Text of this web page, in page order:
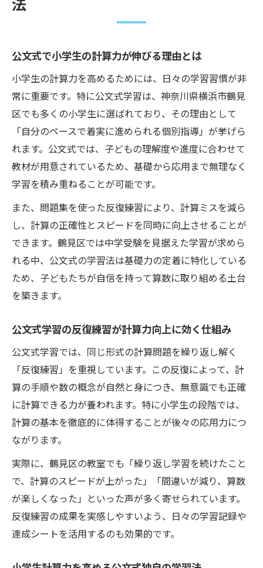
公文式で小学生の計算力が伸びる理由とは
小学生の計算力を高めるためには、日々の学習習慣が非
常に重要です。特に公文式学習は、神奈川県横浜市鶴見
区でも多くの小学生に選ばれており、その理由として
「自分のペースで着実に進められる個別指導」が挙げら
れます。公文式では、子どもの理解度や進度に合わせて
教材が用意されているため、基礎から応用まで無理なく
学習を積み重ねることが可能です。
また、問題集を使った反復練習により、計算ミスを減ら
し、計算の正確性とスピードを同時に向上させることが
できます。鶴見区では中学受験を見据えた学習が求めら
れる中、公文式の学習法は基礎力の定着に特化している
ため、子どもたちが自信を持って算数に取り組める土台
を築きます。
公文式学習の反復練習が計算力向上に効く仕組み
公文式学習では、同じ形式の計算問題を繰り返し解く
「反復練習」を重視しています。この反復によって、計
算の手順や数の概念が自然と身につき、無意識でも正確
に計算できる力が養われます。特に小学生の段階では、
計算の基本を徹底的に体得することが後々の応用力につ
ながります。
実際に、鶴見区の教室でも「繰り返し学習を続けたこと
で、計算のスピードが上がった」「間違いが減り、算数
が楽しくなった」といった声が多く寄せられています。
反復練習の成果を実感しやすいよう、日々の学習記録や
達成シートを活用するのも効果的です。